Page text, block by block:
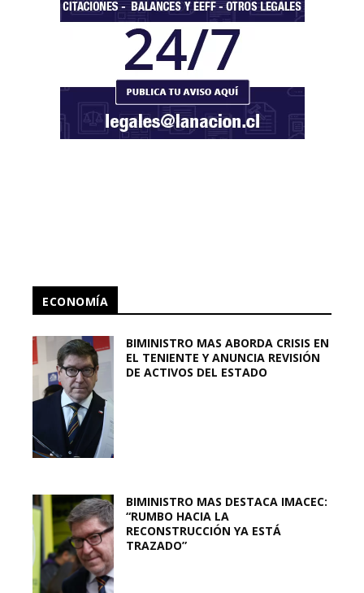
ECONOMÍA
BIMINISTRO MAS ABORDA CRISIS EN
EL TENIENTE Y ANUNCIA REVISIÓN
DE ACTIVOS DEL ESTADO
BIMINISTRO MAS DESTACA IMACEC:
“RUMBO HACIA LA
RECONSTRUCCIÓN YA ESTÁ
TRAZADO”